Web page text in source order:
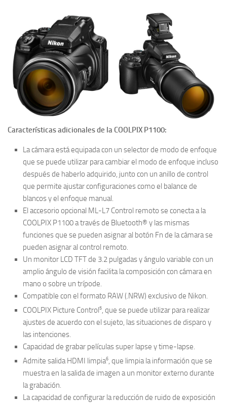
Características adicionales de la COOLPIX P1100:
La cámara está equipada con un selector de modo de enfoque
que se puede utilizar para cambiar el modo de enfoque incluso
después de haberlo adquirido, junto con un anillo de control
que permite ajustar configuraciones como el balance de
blancos y el enfoque manual.
El accesorio opcional ML-L7 Control remoto se conecta a la
COOLPIX P1100 a través de Bluetooth®︎ y las mismas
funciones que se pueden asignar al botón Fn de la cámara se
pueden asignar al control remoto.
Un monitor LCD TFT de 3.2 pulgadas y ángulo variable con un
amplio ángulo de visión facilita la composición con cámara en
mano o sobre un trípode.
Compatible con el formato RAW (.NRW) exclusivo de Nikon.
COOLPIX Picture Control5, que se puede utilizar para realizar
ajustes de acuerdo con el sujeto, las situaciones de disparo y
las intenciones.
Capacidad de grabar películas super lapse y time-lapse.
Admite salida HDMI limpia6, que limpia la información que se
muestra en la salida de imagen a un monitor externo durante
la grabación.
La capacidad de configurar la reducción de ruido de exposición